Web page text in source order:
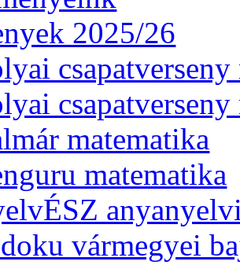
2025/26
csapatverseny
matematika
matematika
vármegyei